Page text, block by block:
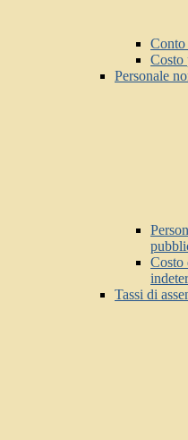
Conto
Costo
Personale
Costo
Tassi di